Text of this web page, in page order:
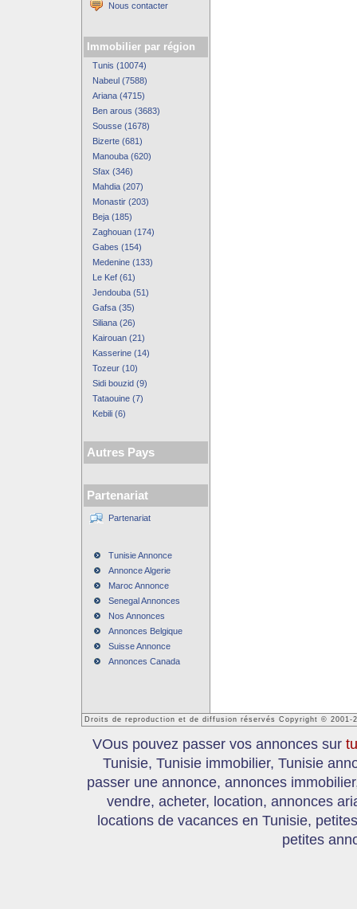
Nous contacter
Immobilier par région
Tunis (10074)
Nabeul (7588)
Ariana (4715)
Ben arous (3683)
Sousse (1678)
Bizerte (681)
Manouba (620)
Sfax (346)
Mahdia (207)
Monastir (203)
Beja (185)
Zaghouan (174)
Gabes (154)
Medenine (133)
Le Kef (61)
Jendouba (51)
Gafsa (35)
Siliana (26)
Kairouan (21)
Kasserine (14)
Tozeur (10)
Sidi bouzid (9)
Tataouine (7)
Kebili (6)
Autres Pays
Partenariat
Partenariat
Tunisie Annonce
Annonce Algerie
Maroc Annonce
Senegal Annonces
Nos Annonces
Annonces Belgique
Suisse Annonce
Annonces Canada
Droits de reproduction et de diffusion réservés Copyright © 2001-
VOus pouvez passer vos annonces sur
Tunisie, Tunisie immobilier, Tunisie
passer une annonce, annonces
vendre, acheter, location, annonces
locations de vacances en Tunisie,
petites